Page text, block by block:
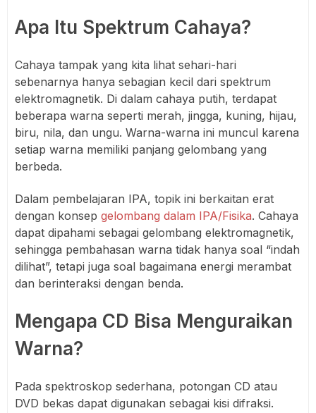
Apa Itu Spektrum Cahaya?
Cahaya tampak yang kita lihat sehari-hari
sebenarnya hanya sebagian kecil dari spektrum
elektromagnetik. Di dalam cahaya putih, terdapat
beberapa warna seperti merah, jingga, kuning, hijau,
biru, nila, dan ungu. Warna-warna ini muncul karena
setiap warna memiliki panjang gelombang yang
berbeda.
Dalam pembelajaran IPA, topik ini berkaitan erat
dengan konsep gelombang dalam IPA/Fisika. Cahaya
dapat dipahami sebagai gelombang elektromagnetik,
sehingga pembahasan warna tidak hanya soal “indah
dilihat”, tetapi juga soal bagaimana energi merambat
dan berinteraksi dengan benda.
Mengapa CD Bisa Menguraikan
Warna?
Pada spektroskop sederhana, potongan CD atau
DVD bekas dapat digunakan sebagai kisi difraksi.